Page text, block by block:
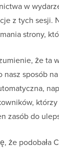
w
z tych sesji.
strony,
że ta
nasz sposób
zasób do
że podobała